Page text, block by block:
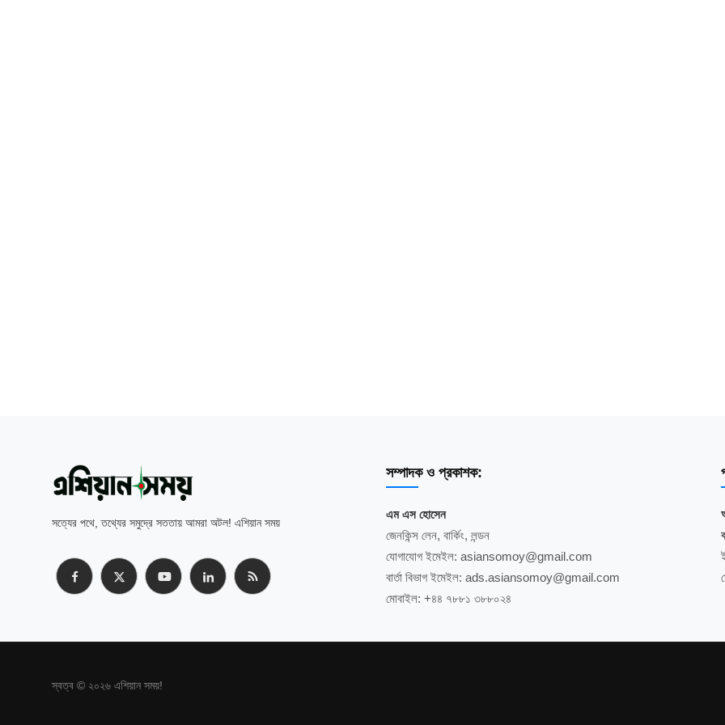
সত্যের পথে, তথ্যের সমুদ্রে সততায় আমরা অটল! এশিয়ান সময়
সম্পাদক ও প্রকাশক:
এম এস হোসেন
জেনকিন্স লেন, বার্কিং, লন্ডন
যোগাযোগ ইমেইল: asiansomoy@gmail.com
বার্তা বিভাগ ইমেইল: ads.asiansomoy@gmail.com
মোবাইল: +৪৪ ৭৮৮১ ৩৮৮০২৪
স্বত্ব © ২০২৬ এশিয়ান সময়!